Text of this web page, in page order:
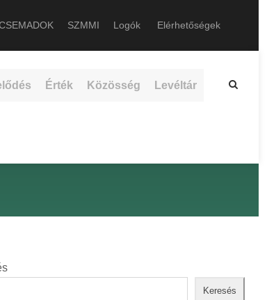
SZMMI Logók Elérhetőségek
Érték Közösség Levéltár
Keresés